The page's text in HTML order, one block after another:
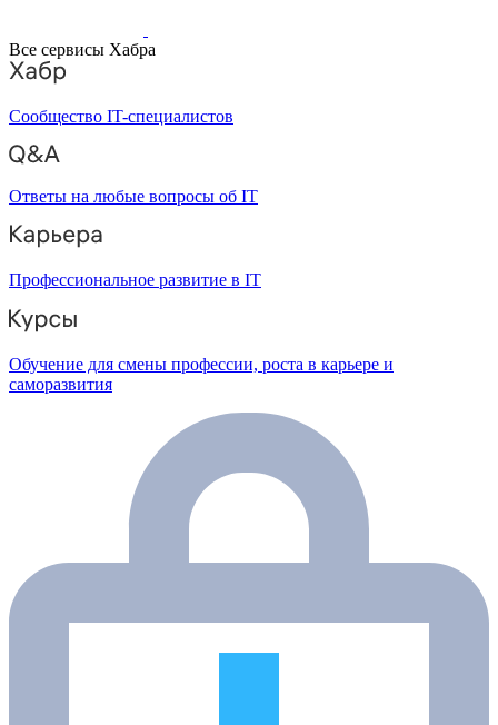
Все сервисы Хабра
Сообщество IT-специалистов
Ответы на любые вопросы об IT
Профессиональное развитие в IT
Обучение для смены профессии, роста в карьере и
саморазвития